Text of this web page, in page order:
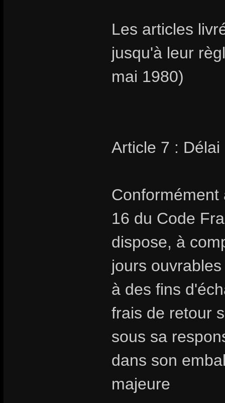
Les articles
jusqu'à leur
mai 1980)
Article 7 :
Conformément
16 du Code
dispose, à
jours
à des fins
frais de retour
sous sa
dans son
majeure